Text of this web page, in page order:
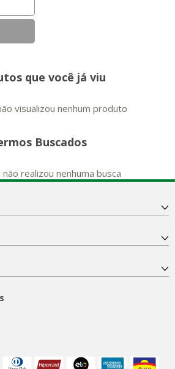
que você já viu
visualizou nenhum produto
Buscados
não realizou nenhuma busca